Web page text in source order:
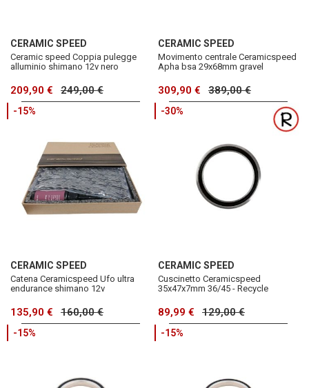
CERAMIC SPEED
Ceramic speed Coppia pulegge
alluminio shimano 12v nero
209,90 € 249,00 €
CERAMIC SPEED
Movimento centrale Ceramicspeed
Apha bsa 29x68mm gravel
309,90 € 389,00 €
-15%
CERAMIC SPEED
Catena Ceramicspeed Ufo ultra
endurance shimano 12v
135,90 € 160,00 €
-30%
CERAMIC SPEED
Cuscinetto Ceramicspeed
35x47x7mm 36/45 - Recycle
89,99 € 129,00 €
-15% -15%